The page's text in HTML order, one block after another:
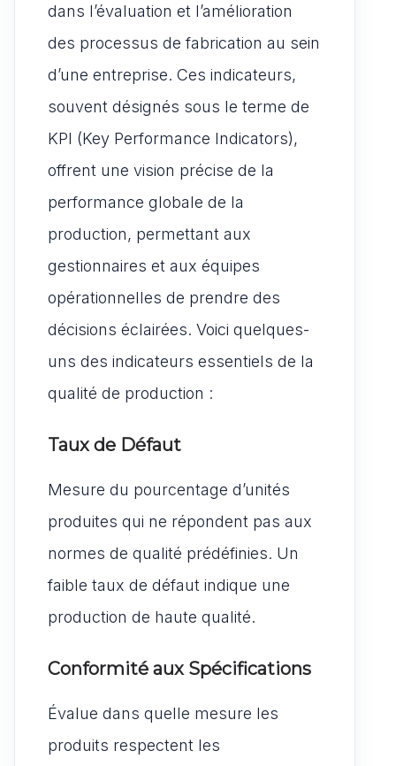
dans l’évaluation et l’amélioration
des processus de fabrication au sein
d’une entreprise. Ces indicateurs,
souvent désignés sous le terme de
KPI (Key Performance Indicators),
offrent une vision précise de la
performance globale de la
production, permettant aux
gestionnaires et aux équipes
opérationnelles de prendre des
décisions éclairées. Voici quelques-
uns des indicateurs essentiels de la
qualité de production :
Taux de Défaut
Mesure du pourcentage d’unités
produites qui ne répondent pas aux
normes de qualité prédéfinies. Un
faible taux de défaut indique une
production de haute qualité.
Conformité aux Spécifications
Évalue dans quelle mesure les
produits respectent les